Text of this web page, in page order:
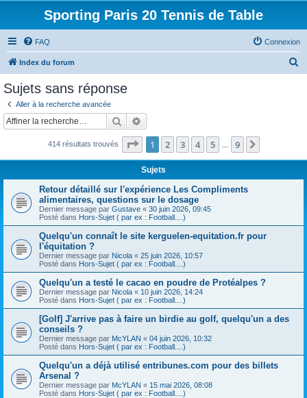
Sporting Paris 20 Tennis de Table
FAQ Connexion
Index du forum
c
Sujets sans réponse
Aller à la recherche avancée
Rechercher
414 résultats trouvés Page 1sur9
1 2 3 4 5 9
Sujets
Retour détaillé sur l'expérience Les Compliments
alimentaires, questions sur le dosage
Dernier message par Gustave « 30 juin 2026, 09:45
Posté dans Hors-Sujet ( par ex : Football....)
Quelqu'un connaît le site kerguelen-equitation.fr pour
l'équitation ?
Dernier message par Nicola « 25 juin 2026, 10:57
Posté dans Hors-Sujet ( par ex : Football....)
Quelqu'un a testé le cacao en poudre de Protéalpes ?
Dernier message par Nicola « 10 juin 2026, 14:24
Posté dans Hors-Sujet ( par ex : Football....)
[Golf] J'arrive pas à faire un birdie au golf, quelqu'un a des
conseils ?
Dernier message par McYLAN « 04 juin 2026, 10:32
Posté dans Hors-Sujet ( par ex : Football....)
Quelqu'un a déjà utilisé entribunes.com pour des billets
Arsenal ?
Dernier message par McYLAN « 15 mai 2026, 08:08
Posté dans Hors-Sujet ( par ex : Football....)